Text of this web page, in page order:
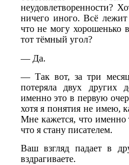
неудовлетворенности?
ничего иного. Всё
что не могу хорошенько
тот тёмный угол?
— Да.
— Так вот, за три
потеряла двух других
именно это в первую
хотя я понятия не имею,
Мне кажется, что именно
что я стану писателем.
Ваш взгляд падает в
вздрагиваете.